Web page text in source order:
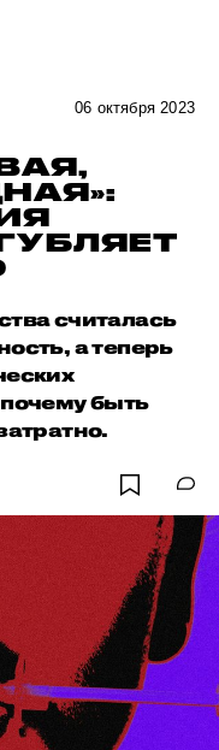
06 октября 2023
считалась
а теперь
быть